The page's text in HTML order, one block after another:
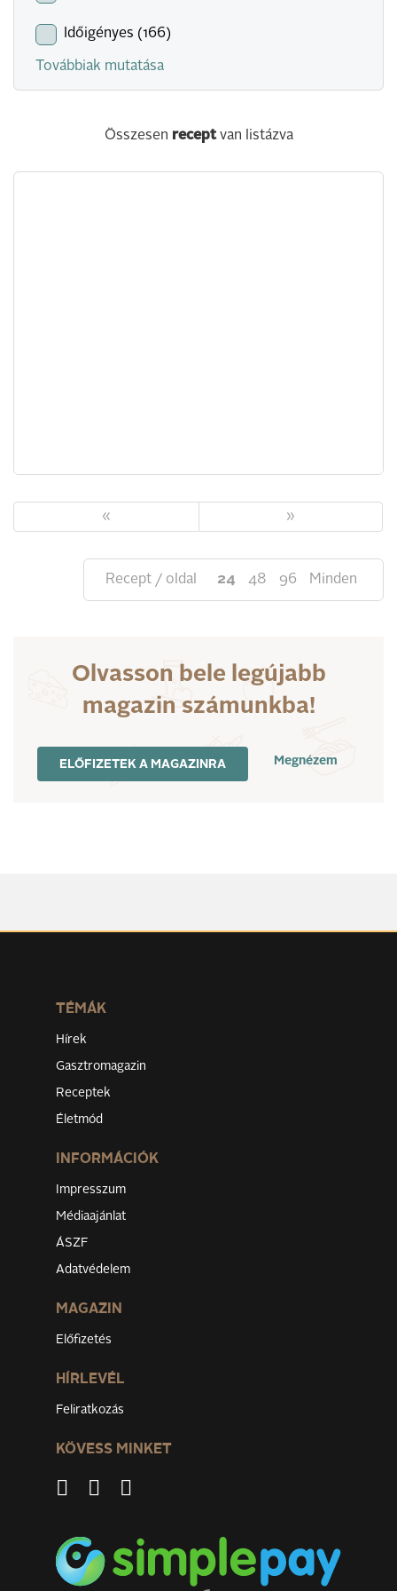
Időigényes (166)
Továbbiak mutatása
Összesen receptvan listázva
« »
Recept / oldal 24 48 96 Minden
Olvasson bele legújabb
magazin számunkba!
ELŐFIZETEK A MAGAZINRA Megnézem
TÉMÁK
Hírek
Gasztromagazin
Receptek
Életmód
INFORMÁCIÓK
Impresszum
Médiaajánlat
ÁSZF
Adatvédelem
MAGAZIN
Előfizetés
HÍRLEVÉL
Feliratkozás
KÖVESS MINKET